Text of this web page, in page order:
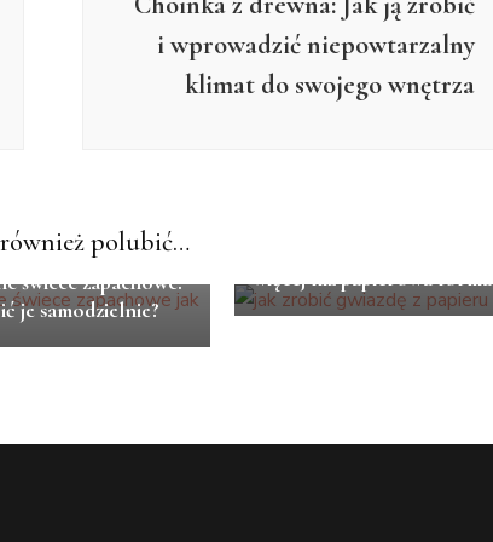
i wprowadzić niepowtarzalny
klimat do swojego wnętrza
również polubić…
świece zapachowe.
je samodzielnie?
więcej niż papierowa forma